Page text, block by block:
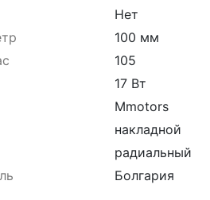
Нет
100 мм
105
17 Вт
Mmotors
накладной
радиальный
Болгария